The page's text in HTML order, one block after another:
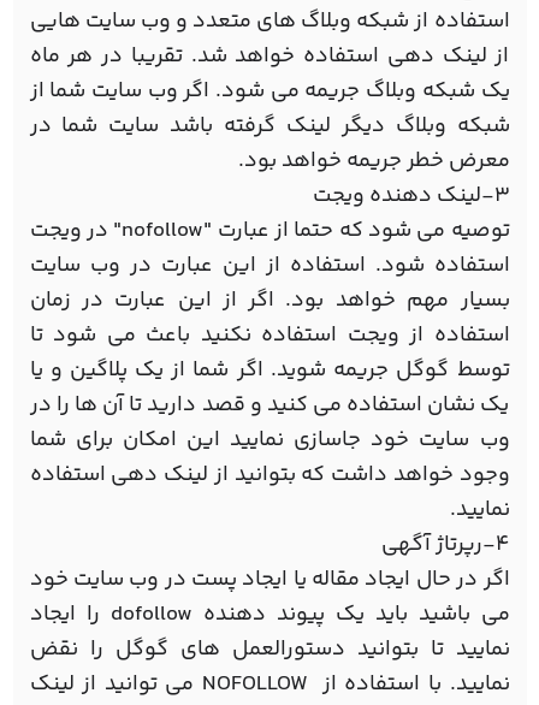
استفاده از شبکه وبلاگ های متعدد و وب سایت هایی
از لینک دهی استفاده خواهد شد. تقریبا در هر ماه
یک شبکه وبلاگ جریمه می شود. اگر وب سایت شما از
شبکه وبلاگ دیگر لینک گرفته باشد سایت شما در
معرض خطر جریمه خواهد بود.
3-لینک دهنده ویجت
توصیه می شود که حتما از عبارت "nofollow" در ویجت
استفاده شود. استفاده از این عبارت در وب سایت
بسیار مهم خواهد بود. اگر از این عبارت در زمان
استفاده از ویجت استفاده نکنید باعث می شود تا
توسط گوگل جریمه شوید. اگر شما از یک پلاگین و یا
یک نشان استفاده می کنید و قصد دارید تا آن ها را در
وب سایت خود جاسازی نمایید این امکان برای شما
وجود خواهد داشت که بتوانید از لینک دهی استفاده
نمایید.
4-رپرتاژ آگهی
اگر در حال ایجاد مقاله یا ایجاد پست در وب سایت خود
می باشید باید یک پیوند دهنده dofollow را ایجاد
نمایید تا بتوانید دستورالعمل های گوگل را نقض
نمایید. با استفاده از NOFOLLOW می توانید از لینک